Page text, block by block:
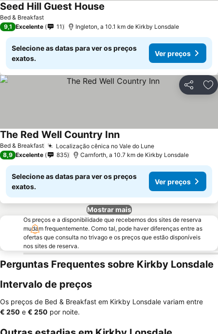
Bed & Breakfast
Seed Hill Guest House
9,1 Excelente 11 Ingleton, a 10.1 km de Kirkby Lonsdale
Selecione as datas para ver os preços
exatos.
Ver preços
Partilhar
Bed & Breakfast Localização cênica no Vale do Lune
The Red Well Country Inn
8,9 Excelente 835 Carnforth, a 10.7 km de Kirkby Lonsdale
Selecione as datas para ver os preços
exatos.
Ver preços
Mostrar mais
Os preços e a disponibilidade que recebemos dos sites de reserva
mudam frequentemente. Como tal, pode haver diferenças entre as
ofertas que consulta no trivago e os preços que estão disponíveis
nos sites de reserva.
Perguntas Frequentes sobre Kirkby Lonsdale
Intervalo de preços
Os preços de Bed & Breakfast em Kirkby Lonsdale variam entre
‎€ 250 e ‎€ 250 por noite.